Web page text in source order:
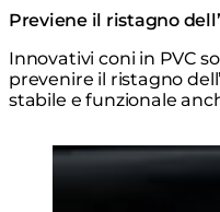
Previene il ristagno
Innovativi coni in PVC
prevenire il ristagno
stabile e funzionale
Loading image...